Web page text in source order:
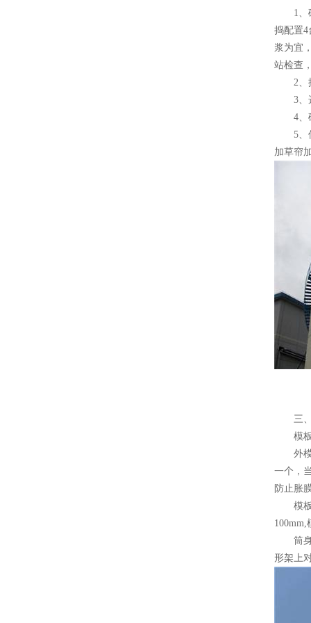
1、砼
捣配置4
浆为宜
站检查
2、控
3、选
4、砼
5、保
加草帘
三、
模板
外模
一个，
防止胀
模板
筒身
形架上